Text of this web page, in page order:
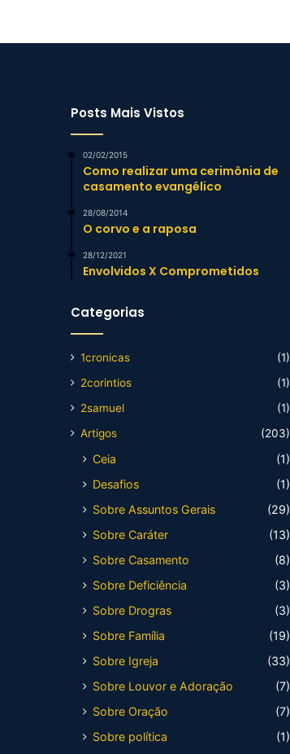
Posts Mais Vistos
02/02/2015
Como realizar uma cerimônia de
casamento evangélico
28/08/2014
O corvo e a raposa
28/12/2021
Envolvidos X Comprometidos
Categorias
1cronicas
(1)
2corintios
(1)
2samuel
(1)
Artigos
(203)
Ceia
(1)
Desafios
(1)
Sobre Assuntos Gerais
(29)
Sobre Caráter
(13)
Sobre Casamento
(8)
Sobre Deficiência
(3)
Sobre Drogras
(3)
Sobre Família
(19)
Sobre Igreja
(33)
Sobre Louvor e Adoração
(7)
Sobre Oração
(7)
Sobre política
(1)